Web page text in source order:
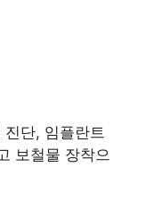
단, 임플란트
보철물 장착으